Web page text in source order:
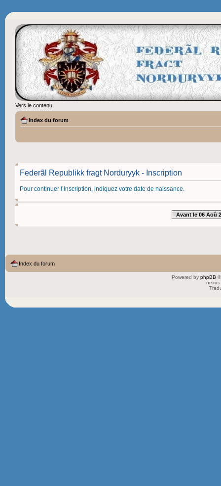
Vers le contenu
Index du forum
Federãl Republikk fragt Norduryyk - Inscription
Pour continuer l’inscription, indiquez votre date de naissance.
Avant le 06 Aoû
Index du forum
Powered by phpBB